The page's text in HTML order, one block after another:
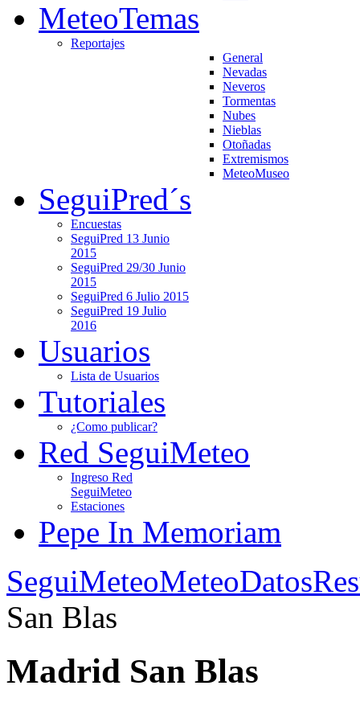
MeteoTemas
Reportajes
General
Nevadas
Neveros
Tormentas
Nubes
Nieblas
Otoñadas
Extremismos
MeteoMuseo
SeguiPred´s
Encuestas
SeguiPred 13 Junio
2015
SeguiPred 29/30 Junio
2015
SeguiPred 6 Julio 2015
SeguiPred 19 Julio
2016
Usuarios
Lista de Usuarios
Tutoriales
¿Como publicar?
Red SeguiMeteo
Ingreso Red
SeguiMeteo
Estaciones
Pepe In Memoriam
SeguiMeteoMeteoDatos
San Blas
Madrid San Blas